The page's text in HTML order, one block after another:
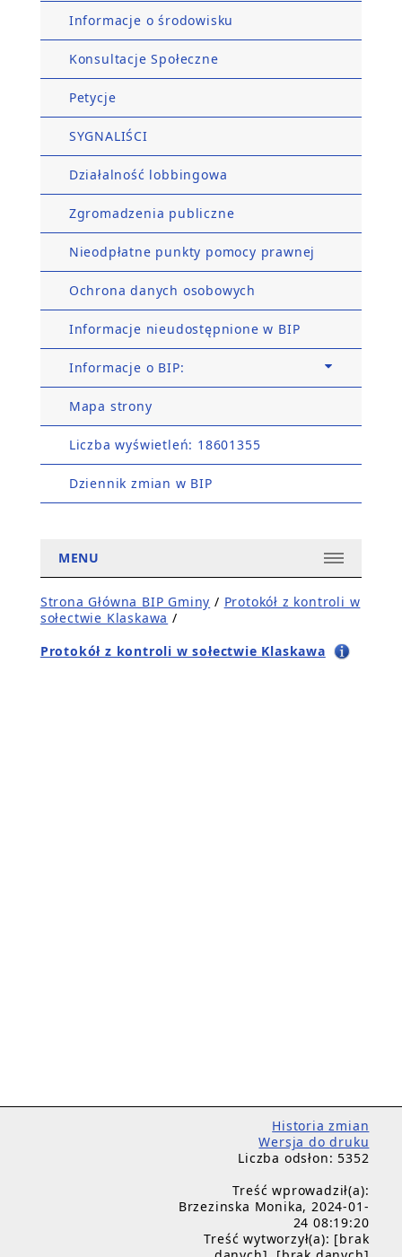
Informacje o środowisku
Konsultacje Społeczne
Petycje
SYGNALIŚCI
Działalność lobbingowa
Zgromadzenia publiczne
Nieodpłatne punkty pomocy prawnej
Ochrona danych osobowych
Informacje nieudostępnione w BIP
Informacje o BIP:
Mapa strony
Liczba wyświetleń: 18601355
Dziennik zmian w BIP
MENU
Strona Główna BIP Gminy / Protokół z kontroli w
sołectwie Klaskawa /
Protokół z kontroli w sołectwie Klaskawa
Historia zmian
Wersja do druku
Liczba odsłon: 5352
Treść wprowadził(a):
Brzezinska Monika, 2024-01-
24 08:19:20
Treść wytworzył(a): [brak